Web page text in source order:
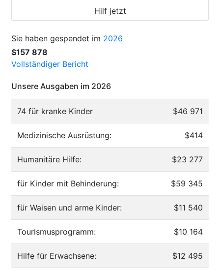
Hilf jetzt
Sie haben gespendet im 2026
$157 878
Vollständiger Bericht
Unsere Ausgaben im 2026
74 für kranke Kinder $46 971
Medizinische Ausrüstung: $414
Humanitäre Hilfe: $23 277
für Kinder mit Behinderung: $59 345
für Waisen und arme Kinder: $11 540
Tourismusprogramm: $10 164
Hilfe für Erwachsene: $12 495